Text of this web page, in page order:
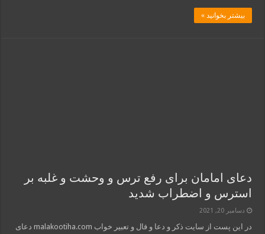
بیشتر بخوانید »
دعای امامان برای رفع ترس و وحشت و غلبه بر
استرس و اضطراب شدید
دسامبر 20, 2021
در این پست از سایت ذکر و دعا و فال و تعبیر خواب malakootiha.com دعای